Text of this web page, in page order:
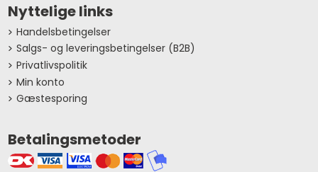
Nyttelige links
Handelsbetingelser
Salgs- og leveringsbetingelser (B2B)
Privatlivspolitik
Min konto
Gæstesporing
Betalingsmetoder